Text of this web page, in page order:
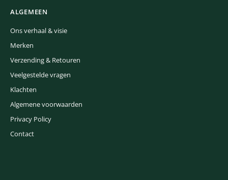
ALGEMEEN
Ons verhaal & visie
Merken
Verzending & Retouren
Veelgestelde vragen
Klachten
Algemene voorwaarden
Privacy Policy
Contact